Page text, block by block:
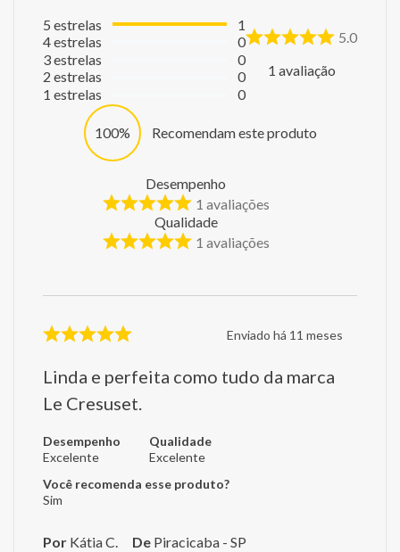
5 estrelas
4estrelas
3estrelas
2 estrelas
1 estrelas
1
0
0
0
0
5.0
1 avaliação
100% Recomendam este produto
Desempenho
1 avaliações
Qualidade
1 avaliações
Enviado há 11 meses
Linda e perfeita como tudo da marca
Le Cresuset.
Desempenho
Excelente
Qualidade
Excelente
Você recomenda esse produto?
Sim
Por Kátia C. De Piracicaba - SP